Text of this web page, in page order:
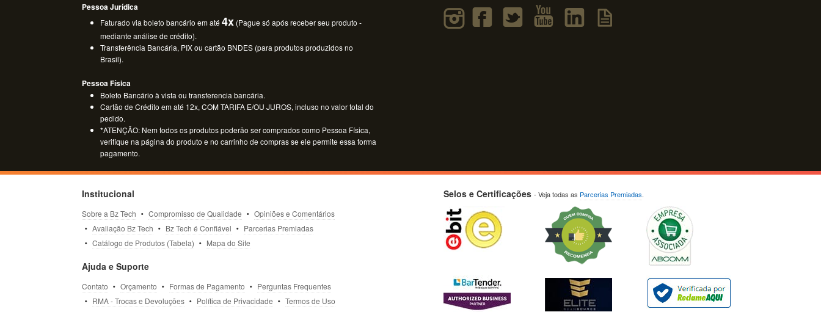
Pessoa Jurídica
Faturado via boleto bancário em até4x (Pague só após receber seu produto -
mediante análise de crédito).
Transferência Bancária, PIX ou cartão BNDES (para produtos produzidos no
Brasil).
Pessoa Física
Boleto Bancário à vista ou transferencia bancária.
Cartão de Crédito em até 12x, COM TARIFA E/OU JUROS, incluso no valor total do
pedido.
*ATENÇÃO: Nem todos os produtos poderão ser comprados como Pessoa Física,
verifique na página do produto e no carrinho de compras se ele permite essa forma
pagamento.
Institucional
Sobre a Bz Tech Compromisso de Qualidade
Opiniões e Comentários
Avaliação Bz Tech
Bz Tech é Confiável
Parcerias Premiadas
Catálogo de Produtos (Tabela)
Mapa do Site
Ajuda e Suporte
Contato Orçamento Formas de Pagamento
Perguntas Frequentes
RMA - Trocas e Devoluções
Política de Privacidade
Termos de Uso
Selos e Certificações - Veja todas as Parcerias Premiadas.